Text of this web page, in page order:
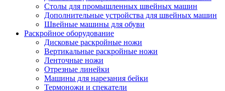
Столы для промышленных швейных машин
Дополнительные устройства для швейных машин
Швейные машины для обуви
Раскройное оборудование
Дисковые раскройные ножи
Вертикальные раскройные ножи
Ленточные ножи
Отрезные линейки
Машины для нарезания бейки
Термоножи и спекатели